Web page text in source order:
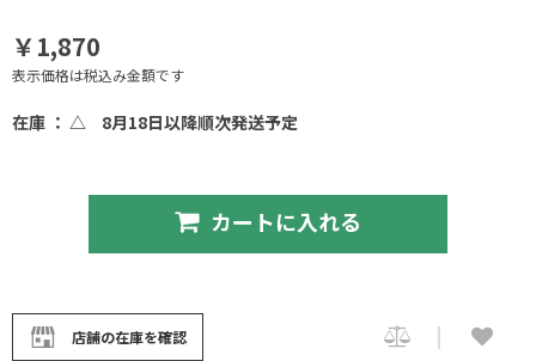
￥1,870
表示価格は税込み金額です
在庫 ： △ 8月18日以降順次発送予定
カートに入れる
店舗の在庫を確認